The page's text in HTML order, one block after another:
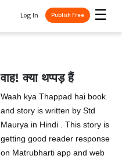
☰
Log In Publish Free
वाह! क्या थप्पड़ हैं
Waah kya Thappad hai book
and story is written by Std
Maurya in Hindi . This story is
getting good reader response
on Matrubharti app and web